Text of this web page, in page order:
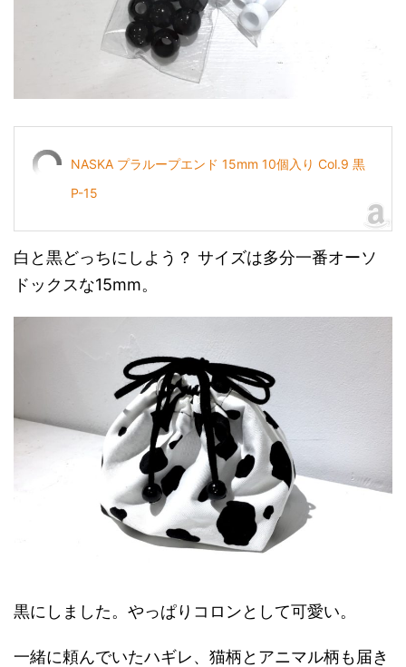
NASKA プラループエンド 15mm 10個入り Col.9 黒
P-15
白と黒どっちにしよう？ サイズは多分一番オーソ
ドックスな15mm。
黒にしました。やっぱりコロンとして可愛い。
一緒に頼んでいたハギレ、猫柄とアニマル柄も届き